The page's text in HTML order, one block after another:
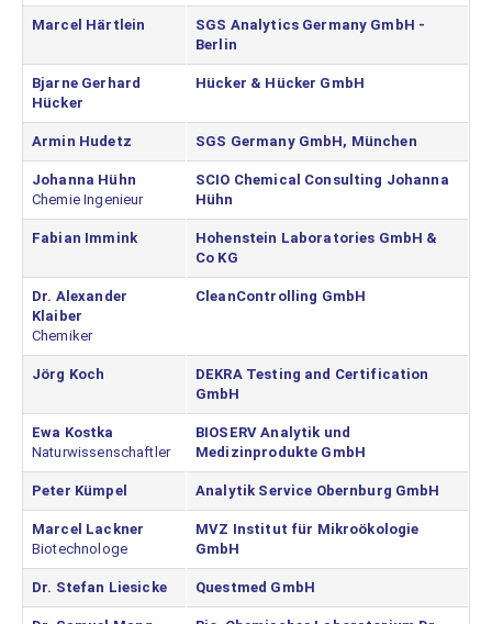
Marcel Härtlein
SGS Analytics Germany GmbH -
Berlin
Bjarne Gerhard
Hücker
Hücker & Hücker GmbH
Armin Hudetz SGS Germany GmbH, München
Johanna Hühn
Chemie Ingenieur
SCIO Chemical Consulting Johanna
Hühn
Fabian Immink
Hohenstein Laboratories GmbH &
Co KG
Dr. Alexander
Klaiber
Chemiker
CleanControlling GmbH
Jörg Koch
DEKRA Testing and Certification
GmbH
Ewa Kostka
Naturwissenschaftler
BIOSERV Analytik und
Medizinprodukte GmbH
Peter Kümpel Analytik Service Obernburg GmbH
Marcel Lackner
Biotechnologe
MVZ Institut für Mikroökologie
GmbH
Dr. Stefan Liesicke Questmed GmbH